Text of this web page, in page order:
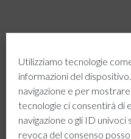
Utilizziamo tecnologie
informazioni del
navigazione e per
tecnologie ci consentirà di
navigazione o gli ID
revoca del consenso